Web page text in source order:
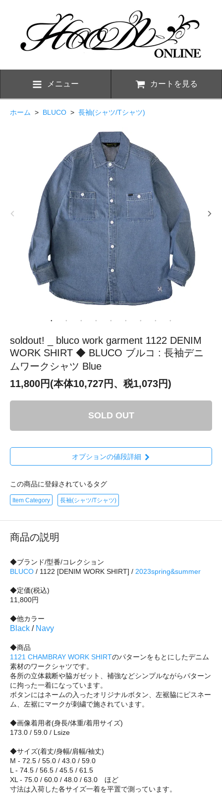
メニュー カートを見る
ホーム > BLUCO > 長袖(シャツ/Tシャツ)
soldout! _ bluco work garment 1122 DENIM
WORK SHIRT ◆ BLUCO ブルコ : 長袖デニ
ムワークシャツ Blue
11,800円(本体10,727円、税1,073円)
SOLD OUT
オプションの値段詳細
この商品に登録されているタグ
Item Category 長袖(シャツ/Tシャツ)
商品の説明
◆ブランド/型番/コレクション
BLUCO / 1122 [DENIM WORK SHIRT] / 2023spring&summer
◆定価(税込)
11,800円
◆他カラー
Black / Navy
◆商品
1121 CHAMBRAY WORK SHIRTのパターンをもとにしたデニム
素材のワークシャツです。
各所の立体裁断や脇ガゼット、補強などシンプルながらパターン
に拘った一着になっています。
ボタンにはネームの入ったオリジナルボタン、左裾脇にピスネー
ム、左裾にマークが刺繍で施されています。
◆画像着用者(身長/体重/着用サイズ)
173.0 / 59.0 / Lsize
◆サイズ(着丈/身幅/肩幅/袖丈)
M - 72.5 / 55.0 / 43.0 / 59.0
L - 74.5 / 56.5 / 45.5 / 61.5
XL - 75.0 / 60.0 / 48.0 / 63.0 ほど
寸法は入荷した各サイズ一着を平置で測っています。